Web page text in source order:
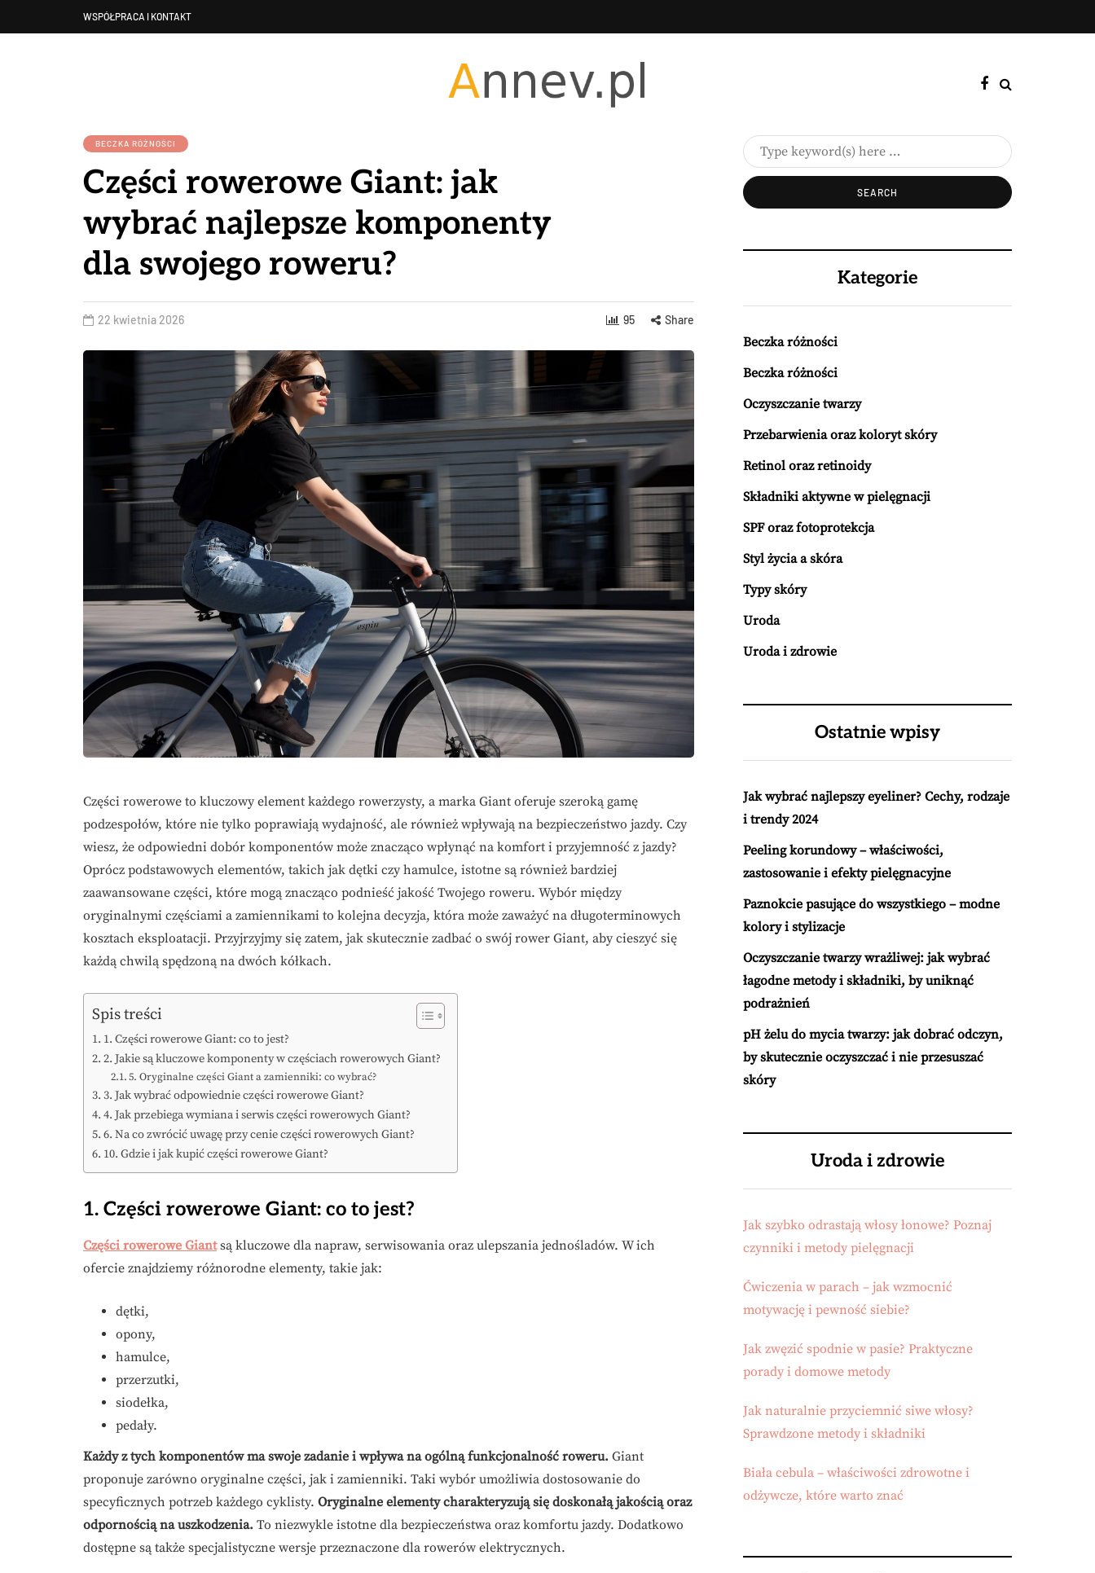
WSPÓŁPRACA I KONTAKT
BECZKA RÓŻNOŚCI
Części rowerowe Giant: jak
wybrać najlepsze komponenty
dla swojego roweru?
22 kwietnia 2026 95 Share
Części rowerowe to kluczowy element każdego rowerzysty, a marka Giant oferuje szeroką gamę
podzespołów, które nie tylko poprawiają wydajność, ale również wpływają na bezpieczeństwo jazdy. Czy
wiesz, że odpowiedni dobór komponentów może znacząco wpłynąć na komfort i przyjemność z jazdy?
Oprócz podstawowych elementów, takich jak dętki czy hamulce, istotne są również bardziej
zaawansowane części, które mogą znacząco podnieść jakość Twojego roweru. Wybór między
oryginalnymi częściami a zamiennikami to kolejna decyzja, która może zaważyć na długoterminowych
kosztach eksploatacji. Przyjrzyjmy się zatem, jak skutecznie zadbać o swój rower Giant, aby cieszyć się
każdą chwilą spędzoną na dwóch kółkach.
Spis treści
1. Części rowerowe Giant: co to jest?
2. Jakie są kluczowe komponenty w częściach rowerowych Giant?
5. Oryginalne części Giant a zamienniki: co wybrać?
3. Jak wybrać odpowiednie części rowerowe Giant?
4. Jak przebiega wymiana i serwis części rowerowych Giant?
6. Na co zwrócić uwagę przy cenie części rowerowych Giant?
10. Gdzie i jak kupić części rowerowe Giant?
1. Części rowerowe Giant: co to jest?
Części rowerowe Giantsą kluczowe dla napraw, serwisowania oraz ulepszania jednośladów. W ich
ofercie znajdziemy różnorodne elementy, takie jak:
dętki,
opony,
hamulce,
przerzutki,
siodełka,
pedały.
Każdy z tych komponentów ma swoje zadanie i wpływa na ogólną funkcjonalność roweru. Giant
proponuje zarówno oryginalne części, jak i zamienniki. Taki wybór umożliwia dostosowanie do
specyficznych potrzeb każdego cyklisty. Oryginalne elementy charakteryzują się doskonałą jakością oraz
odpornością na uszkodzenia. To niezwykle istotne dla bezpieczeństwa oraz komfortu jazdy. Dodatkowo
dostępne są także specjalistyczne wersje przeznaczone dla rowerów elektrycznych.
Kategorie
Beczka różności
Beczka różności
Oczyszczanie twarzy
Przebarwienia oraz koloryt skóry
Retinol oraz retinoidy
Składniki aktywne w pielęgnacji
SPF oraz fotoprotekcja
Styl życia a skóra
Typy skóry
Uroda
Uroda i zdrowie
Ostatnie wpisy
Jak wybrać najlepszy eyeliner? Cechy, rodzaje
i trendy 2024
Peeling korundowy – właściwości,
zastosowanie i efekty pielęgnacyjne
Paznokcie pasujące do wszystkiego – modne
kolory i stylizacje
Oczyszczanie twarzy wrażliwej: jak wybrać
łagodne metody i składniki, by uniknąć
podrażnień
pH żelu do mycia twarzy: jak dobrać odczyn,
by skutecznie oczyszczać i nie przesuszać
skóry
Uroda i zdrowie
Jak szybko odrastają włosy łonowe? Poznaj
czynniki i metody pielęgnacji
Ćwiczenia w parach – jak wzmocnić
motywację i pewność siebie?
Jak zwęzić spodnie w pasie? Praktyczne
porady i domowe metody
Jak naturalnie przyciemnić siwe włosy?
Sprawdzone metody i składniki
Biała cebula – właściwości zdrowotne i
odżywcze, które warto znać